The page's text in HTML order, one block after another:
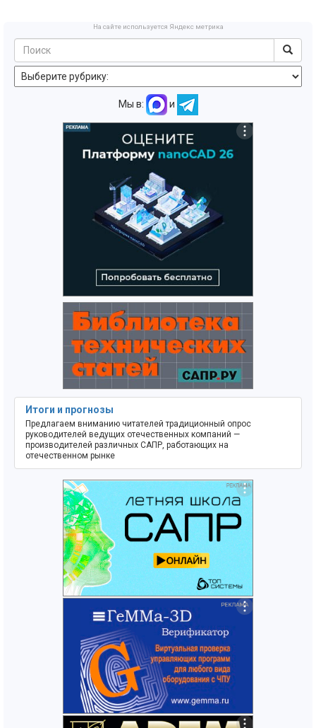
На сайте используется Яндекс метрика
Мы в: и
Итоги и прогнозы
Предлагаем вниманию читателей традиционный опрос
руководителей ведущих отечественных компаний —
производителей различных САПР, работающих на
отечественном рынке